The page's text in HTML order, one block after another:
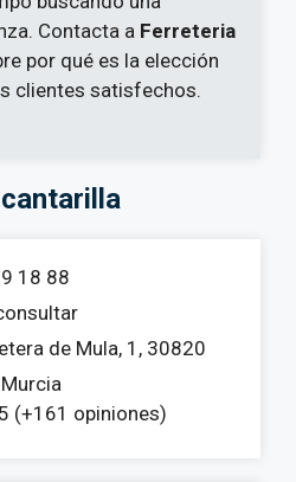
Contacta a Ferreteria
por qué es la elección
clientes satisfechos.
18 88
de Mula, 1, 30820
(+161 opiniones)